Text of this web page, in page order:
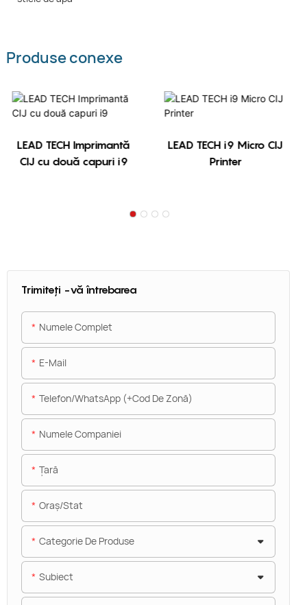
Produse conexe
LEAD TECH Imprimantă
CIJ cu două capuri i9
LEAD TECH i9 Micro CIJ
Printer
Trimiteți -vă întrebarea
Numele Complet
E-Mail
Telefon/WhatsApp (+Cod De Zonă)
Numele Companiei
Ţară
Oraș/stat
Categorie De Produse
Subiect